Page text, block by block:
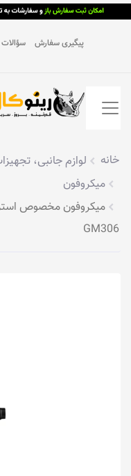
پیگیری سفارش
خانه لوازم جانبی،
میکروفون
GM306